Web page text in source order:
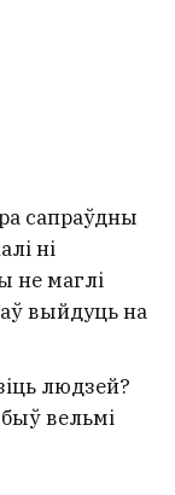
сапраўдны
ні
не маглі
выйдуць на
людзей?
вельмі